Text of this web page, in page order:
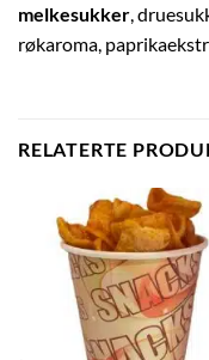
melkesukker ,
røkaroma,
RELATERTE